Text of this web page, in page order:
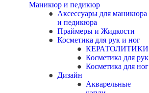
Маникюр и педикюр
Аксессуары для маникюра
и педикюра
Праймеры и Жидкости
Косметика для рук и ног
КЕРАТОЛИТИКИ
Косметика для рук
Косметика для ног
Дизайн
Акварельные